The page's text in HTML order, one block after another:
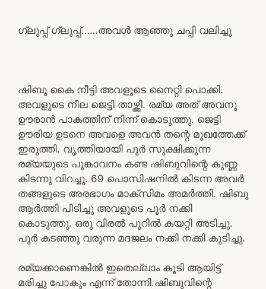
ഗ്ലുപ്പ് ഗ്ലുപ്പ്……അവൾ ആഞ്ഞു ചപ്പി വലിച്ചു
ഷിബു കൈ നീട്ടി അവളുടെ നൈറ്റി പൊക്കി.
അവളുടെ നീല ജെട്ടി താഴ്ത്തി. രമ്യ അത് അവനു
ഊരാൻ പാകത്തിന് നിന്ന് കൊടുത്തു. ജെട്ടി
ഊരിയ ഉടനെ അവളെ അവൻ തന്റെ മുഖത്തേക്ക്
ഇരുത്തി. വൃത്തിയായി പൂർ സൂക്ഷിക്കുന്ന
രമ്യയുടെ പൂങ്കാവനം കണ്ട ഷിബുവിന്റെ കുണ്ണ
കിടന്നു വിറച്ചു. 69 പൊസിഷനിൽ കിടന്ന അവർ
തങ്ങളുടെ അരഭാഗം മാക്സിമം അമർത്തി. ഷിബു
ആർത്തി പിടിച്ചു അവളുടെ പൂർ നക്കി
കൊടുത്തു. ഒരു വിരൽ പൂറിൽ കയറ്റി അടിച്ചു.
പൂർ കടഞ്ഞു വരുന്ന മദജലം നക്കി നക്കി കുടിച്ചു.
രമ്യക്കാണെങ്കിൽ ഇതെല്ലാം കൂടി ആയിട്ട്
മരിച്ചു പോകും എന്ന് തോന്നി.ഷിബുവിന്റെ